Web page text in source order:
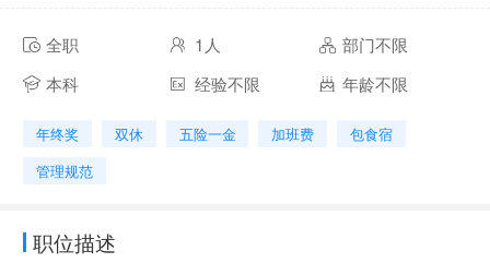
全职 1人
部门不限
本科
经验不限 年龄不限
年终奖 双休 五险一金 加班费
包食宿
管理规范
职位描述